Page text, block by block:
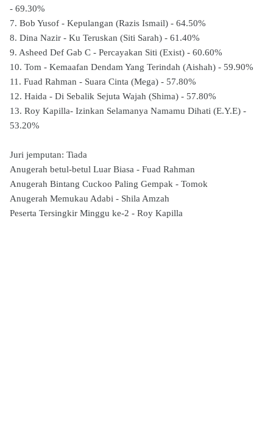
- 69.30%
7. Bob Yusof - Kepulangan (Razis Ismail) - 64.50%
8. Dina Nazir - Ku Teruskan (Siti Sarah) - 61.40%
9. Asheed Def Gab C - Percayakan Siti (Exist) - 60.60%
10. Tom - Kemaafan Dendam Yang Terindah (Aishah) - 59.90%
11. Fuad Rahman - Suara Cinta (Mega) - 57.80%
12. Haida - Di Sebalik Sejuta Wajah (Shima) - 57.80%
13. Roy Kapilla- Izinkan Selamanya Namamu Dihati (E.Y.E) -
53.20%
Juri jemputan: Tiada
Anugerah betul-betul Luar Biasa - Fuad Rahman
Anugerah Bintang Cuckoo Paling Gempak - Tomok
Anugerah Memukau Adabi - Shila Amzah
Peserta Tersingkir Minggu ke-2 - Roy Kapilla